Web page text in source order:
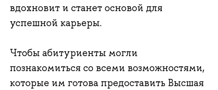
вдохновит и станет основой для
успешной карьеры.
Чтобы абитуриенты могли
познакомиться со всеми возможностями,
которые им готова предоставить Высшая